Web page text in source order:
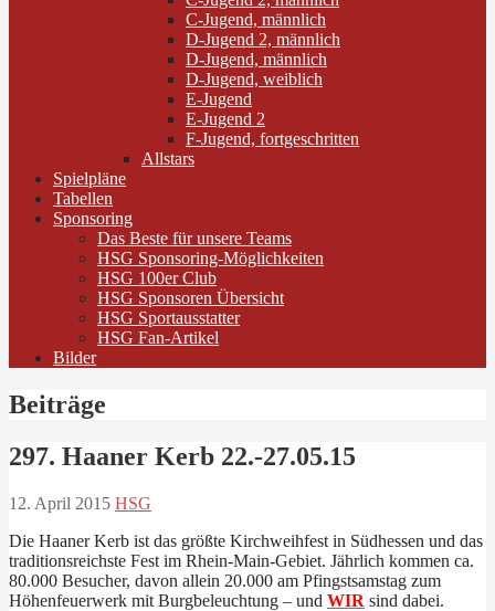
C-Jugend, männlich
D-Jugend 2, männlich
D-Jugend, männlich
D-Jugend, weiblich
E-Jugend
E-Jugend 2
F-Jugend, fortgeschritten
Allstars
Spielpläne
Tabellen
Sponsoring
Das Beste für unsere Teams
HSG Sponsoring-Möglichkeiten
HSG 100er Club
HSG Sponsoren Übersicht
HSG Sportausstatter
HSG Fan-Artikel
Bilder
Beiträge
297. Haaner Kerb 22.-27.05.15
12. April 2015 HSG
Die Haaner Kerb ist das größte Kirchweihfest in Südhessen und das
traditionsreichste Fest im Rhein-Main-Gebiet. Jährlich kommen ca.
80.000 Besucher, davon allein 20.000 am Pfingstsamstag zum
Höhenfeuerwerk mit Burgbeleuchtung – und WIR sind dabei.